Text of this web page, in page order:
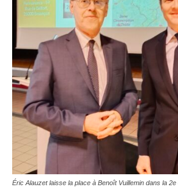
Éric Alauzet laisse la place à Benoît Vuillemin dans la